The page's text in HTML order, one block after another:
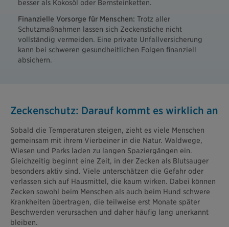
besser als Kokosöl oder Bernsteinketten.
Finanzielle Vorsorge für Menschen: Trotz aller
Schutzmaßnahmen lassen sich Zeckenstiche nicht
vollständig vermeiden. Eine private Unfallversicherung
kann bei schweren gesundheitlichen Folgen finanziell
absichern.
Zeckenschutz: Darauf kommt es wirklich an
Sobald die Temperaturen steigen, zieht es viele Menschen
gemeinsam mit ihrem Vierbeiner in die Natur. Waldwege,
Wiesen und Parks laden zu langen Spaziergängen ein.
Gleichzeitig beginnt eine Zeit, in der Zecken als Blutsauger
besonders aktiv sind. Viele unterschätzen die Gefahr oder
verlassen sich auf Hausmittel, die kaum wirken. Dabei können
Zecken sowohl beim Menschen als auch beim Hund schwere
Krankheiten übertragen, die teilweise erst Monate später
Beschwerden verursachen und daher häufig lang unerkannt
bleiben.